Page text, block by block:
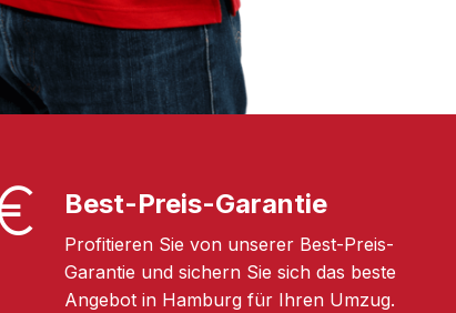
Best-Preis-Garantie
Profitieren Sie von unserer Best-Preis-
Garantie und sichern Sie sich das beste
Angebot in Hamburg für Ihren Umzug.